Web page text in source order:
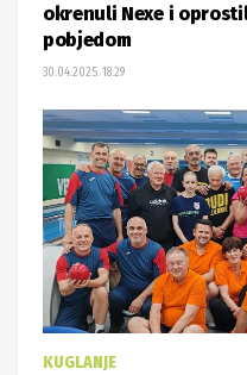
okrenuli Nexe i
pobjedom
30.04.2025. 18:29
KUGLANJE